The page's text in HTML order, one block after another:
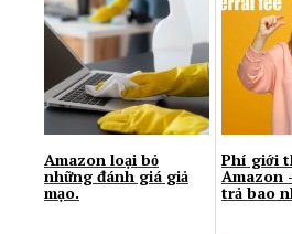
Amazon loại bỏ
những đánh giá giả
mạo.
Phí giới
Amazon
trả bao